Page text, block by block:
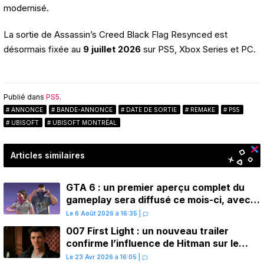
modernisé.
La sortie de Assassin’s Creed Black Flag Resynced est
désormais fixée au 9 juillet 2026 sur PS5, Xbox Series et PC.
Publié dans PS5.
ANNONCE BANDE-ANNONCE DATE DE SORTIE REMAKE
PS5
UBISOFT
UBISOFT MONTRÉAL
Articles similaires
GTA 6 : un premier aperçu complet du
gameplay sera diffusé ce mois-ci, avec
une avant-première sur Netflix
Le 6 Août 2026 à 16:35
007 First Light : un nouveau trailer
confirme l’influence de Hitman sur le
gameplay
Le 23 Avr 2026 à 16:05